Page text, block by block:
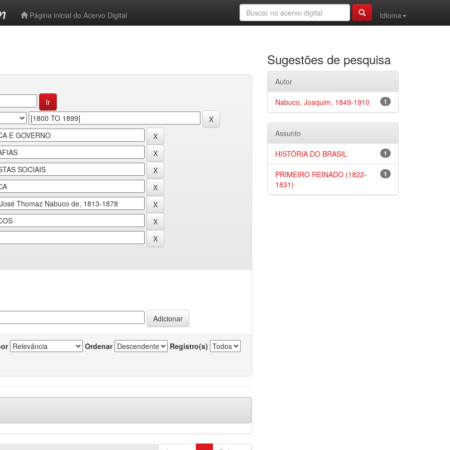
Página inicial do Acervo Digital
Idioma
Ordenar Registro(s)
Sugestões de pesquisa
Autor
1
Nabuco, Joaquim, 1849-1910
Assunto
1
HISTÓRIA DO BRASIL
1
PRIMEIRO REINADO (1822-
1831)